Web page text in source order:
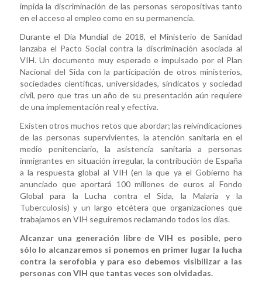
impida la discriminación de las personas seropositivas tanto
en el acceso al empleo como en su permanencia.
Durante el Día Mundial de 2018, el Ministerio de Sanidad
lanzaba el Pacto Social contra la discriminación asociada al
VIH. Un documento muy esperado e impulsado por el Plan
Nacional del Sida con la participación de otros ministerios,
sociedades científicas, universidades, sindicatos y sociedad
civil, pero que tras un año de su presentación aún requiere
de una implementación real y efectiva.
Existen otros muchos retos que abordar; las reivindicaciones
de las personas supervivientes, la atención sanitaria en el
medio penitenciario, la asistencia sanitaria a personas
inmigrantes en situación irregular, la contribución de España
a la respuesta global al VIH (en la que ya el Gobierno ha
anunciado que aportará 100 millones de euros al Fondo
Global para la Lucha contra el Sida, la Malaria y la
Tuberculosis) y un largo etcétera que organizaciones que
trabajamos en VIH seguiremos reclamando todos los días.
Alcanzar una generación libre de VIH es posible, pero
sólo lo alcanzaremos si ponemos en primer lugar la lucha
contra la serofobia y para eso debemos visibilizar a las
personas con VIH que tantas veces son olvidadas.